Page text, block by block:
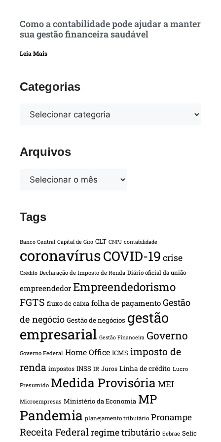
Como a contabilidade pode ajudar a manter
sua gestão financeira saudável
Leia Mais
Categorias
Arquivos
Tags
Banco Central Capital de Giro CLT CNPJ contabilidade
coronavírusCOVID-19 crise
Crédito Declaração de Imposto de Renda Diário oficial da união
empreendedor Empreendedorismo
FGTS fluxo de caixa folha de pagamento Gestão
de negócio Gestão de negócios gestão
empresarial Gestão Financeira Governo
Governo Federal Home Office ICMS imposto de
renda impostos INSS IR Juros Linha de crédito Lucro
Presumido Medida Provisória MEI
Microempresas Ministério da Economia MP
Pandemia planejamento tributário Pronampe
Receita Federalregime tributário Sebrae Selic